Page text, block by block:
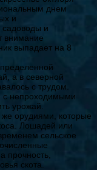
днем
и
и
внимание
выпадает на 8
а в северной
с трудом.
с непроходимыми
урожай.
орудиями, которые
Лошадей или
сельское
прочность,
скота.